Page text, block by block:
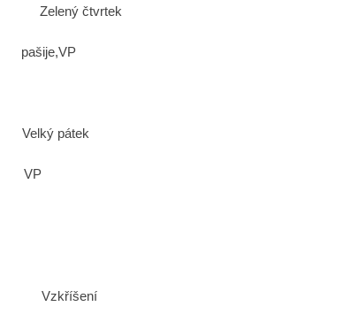
čtvrtek
pátek
Vzkříšení